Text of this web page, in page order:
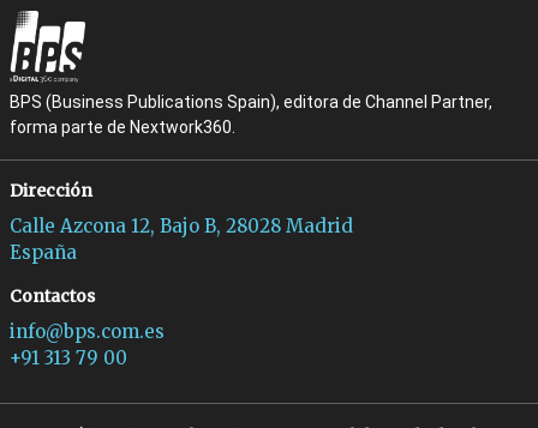
BPS (Business Publications Spain), editora de Channel Partner,
forma parte de Nextwork360.
Dirección
Calle Azcona 12, Bajo B, 28028 Madrid
España
Contactos
info@bps.com.es
+91 313 79 00